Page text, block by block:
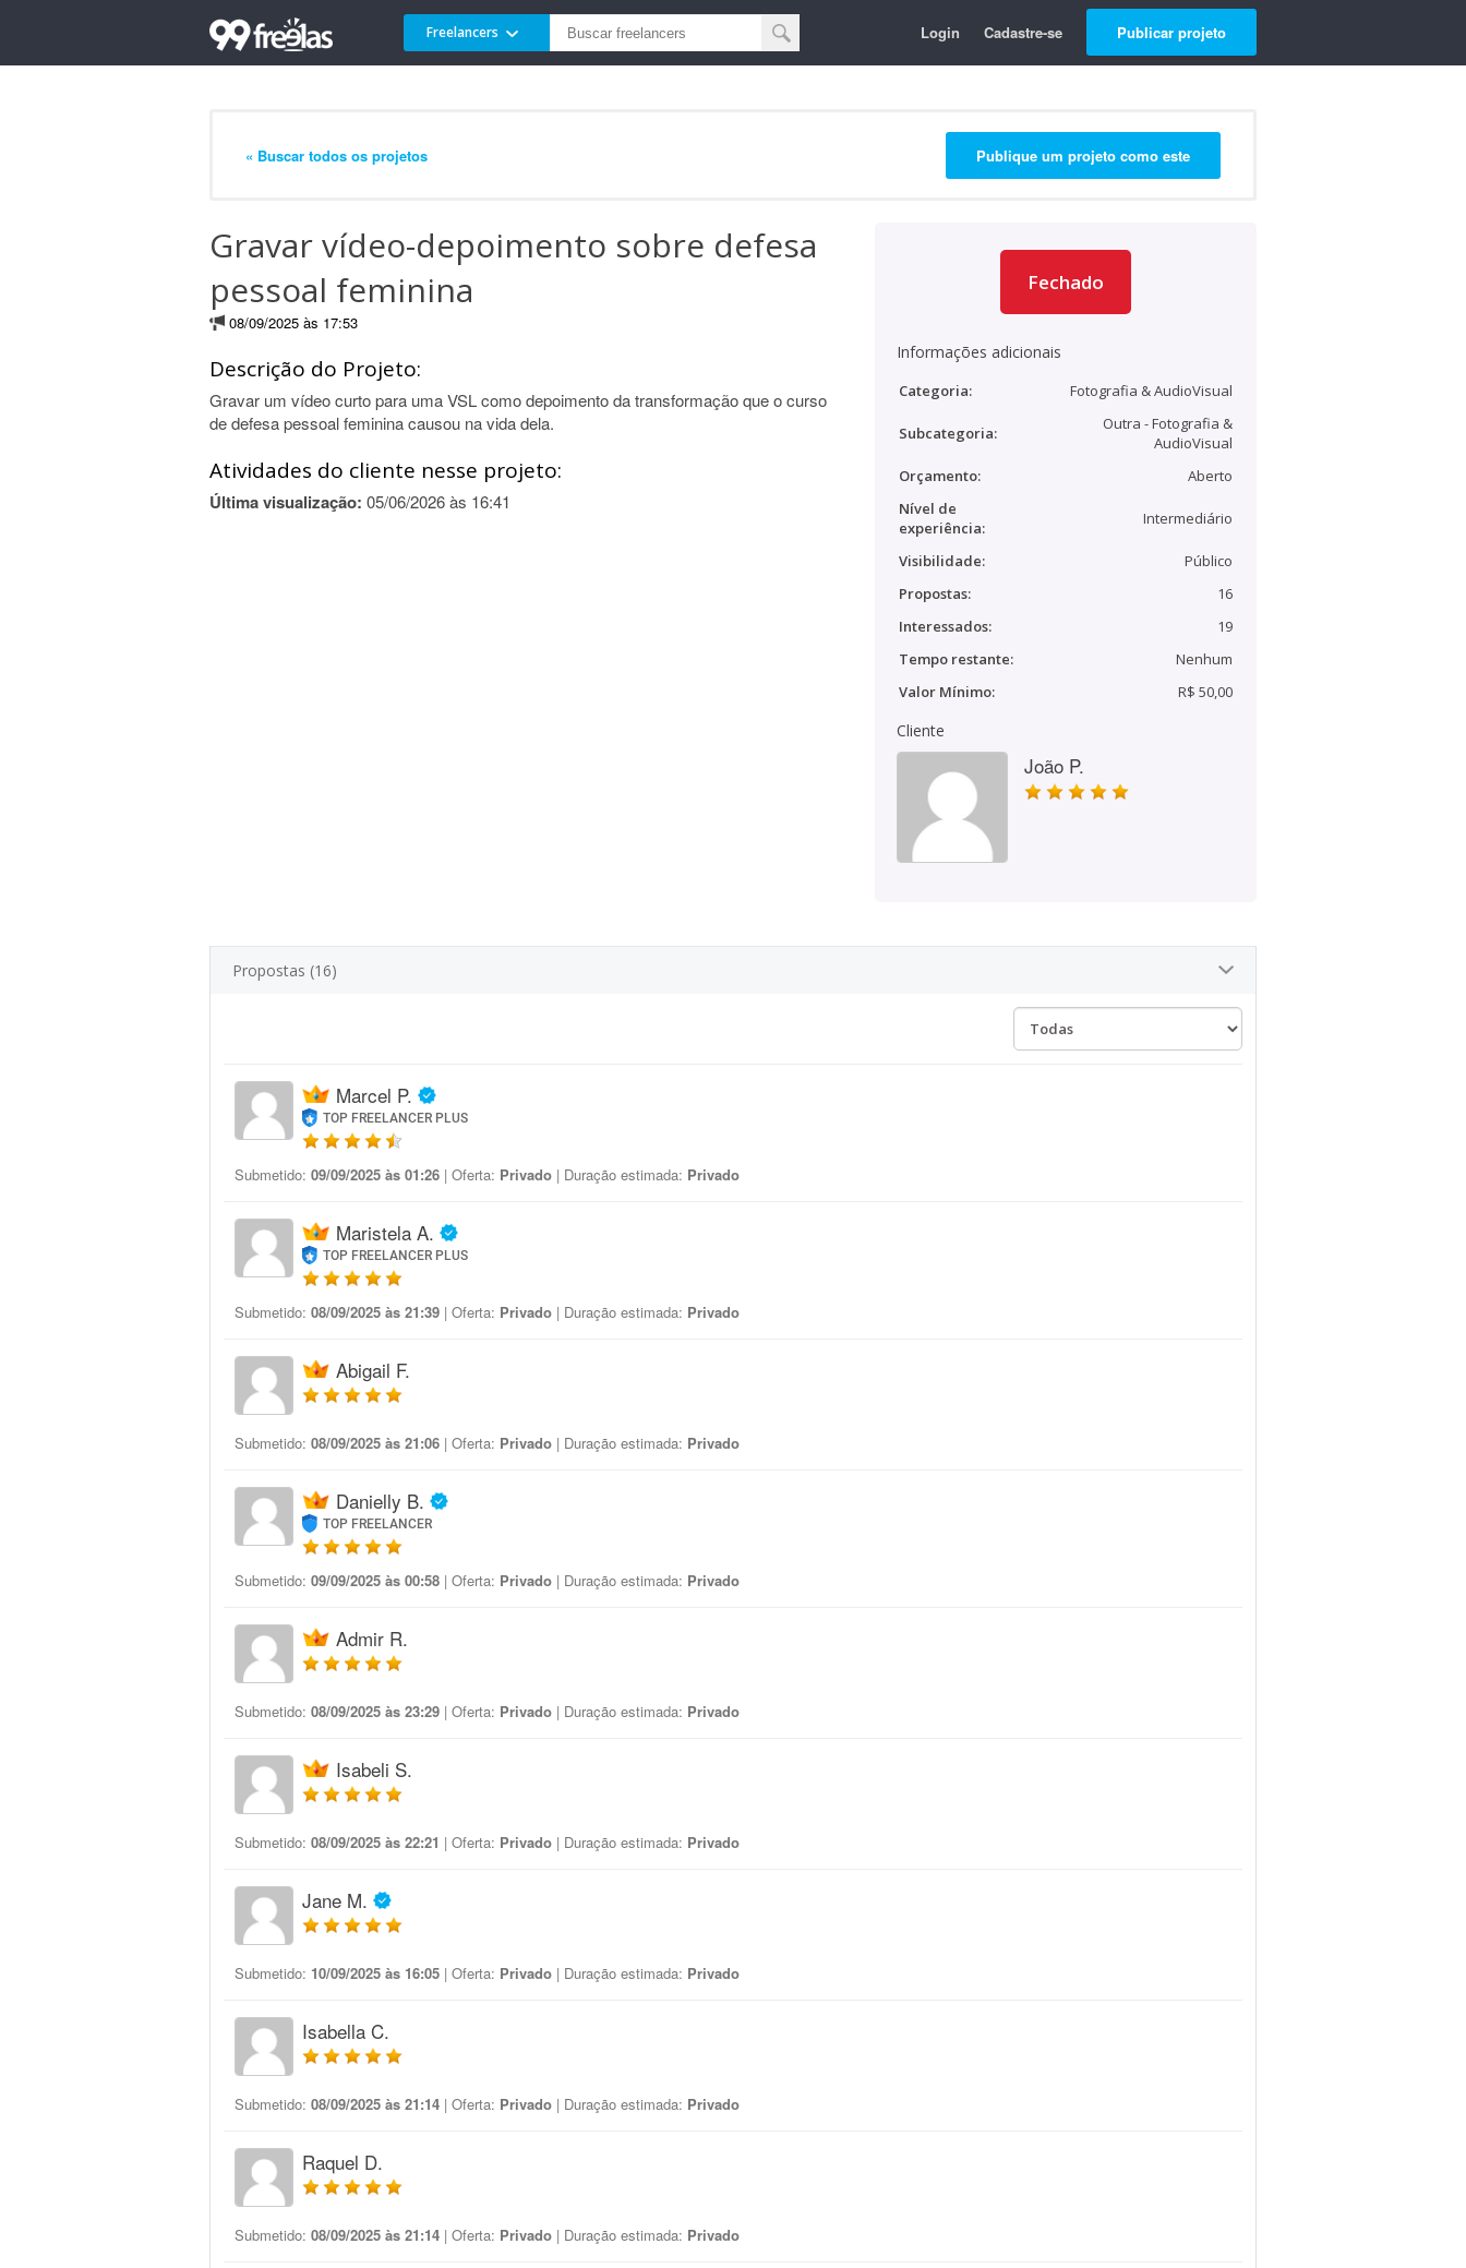
Freelancers Login Cadastre-se Publicar projeto
« Buscar todos os projetos Publique um projeto como este
Gravar vídeo-depoimento sobre defesa
pessoal feminina
08/09/2025 às 17:53
Descrição do Projeto:
Gravar um vídeo curto para uma VSL como depoimento da transformação que o curso
de defesa pessoal feminina causou na vida dela.
Atividades do cliente nesse projeto:
Última visualização: 05/06/2026 às 16:41
Fechado
Informações adicionais
Categoria: Fotografia & AudioVisual
Subcategoria:
Outra - Fotografia &
AudioVisual
Orçamento:
Aberto
Nível de
experiência:
Intermediário
Visibilidade:
Público
Propostas:
16
Interessados:
19
Tempo restante:
Nenhum
Valor Mínimo:
R$ 50,00
Cliente
João P.
Propostas (16)
Marcel P.
TOP FREELANCER PLUS
Submetido: 09/09/2025 às 01:26 | Oferta: Privado | Duração estimada: Privado
Maristela A.
TOP FREELANCER PLUS
Submetido: 08/09/2025 às 21:39 | Oferta: Privado | Duração estimada: Privado
Abigail F.
Submetido: 08/09/2025 às 21:06 | Oferta: Privado | Duração estimada: Privado
Danielly B.
TOP FREELANCER
Submetido: 09/09/2025 às 00:58 | Oferta: Privado | Duração estimada: Privado
Admir R.
Submetido: 08/09/2025 às 23:29 | Oferta: Privado | Duração estimada: Privado
Isabeli S.
Submetido: 08/09/2025 às 22:21 | Oferta: Privado | Duração estimada: Privado
Jane M.
Submetido: 10/09/2025 às 16:05 | Oferta: Privado | Duração estimada: Privado
Isabella C.
Submetido: 08/09/2025 às 21:14 | Oferta: Privado | Duração estimada: Privado
Raquel D.
Submetido: 08/09/2025 às 21:14 | Oferta: Privado | Duração estimada: Privado